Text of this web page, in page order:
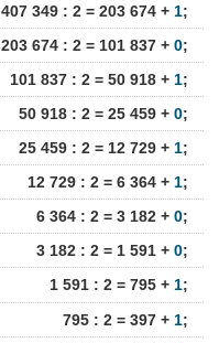
407 349 : 2 = 203 674 + 1;
203 674 : 2 = 101 837 + 0;
101 837 : 2 = 50 918 + 1;
50 918 : 2 = 25 459 + 0;
25 459 : 2 = 12 729 + 1;
12 729 : 2 = 6 364 + 1;
6 364 : 2 = 3 182 + 0;
3 182 : 2 = 1 591 + 0;
1 591 : 2 = 795 + 1;
795 : 2 = 397 + 1;